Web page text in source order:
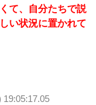
て、自分たちで説
い状況に置かれて
19:05:17.05